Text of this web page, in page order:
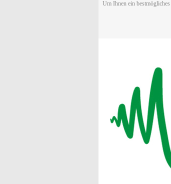
Um Ihnen ein